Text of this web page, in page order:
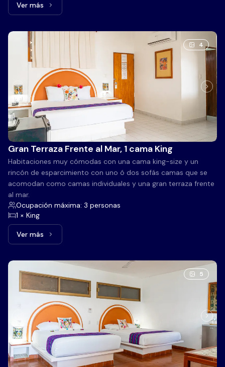
Ver másVer más: Vista Tropical, 2 camas Matrimoniales
4
Gran Terraza Frente al Mar, 1 cama King
Habitaciones muy cómodas con una cama king-size y un
rincón de esparcimiento con uno ó dos sofás camas que se
acomodan como camas individuales y una gran terraza frente
al mar.
Ocupación máxima: 3 personas
1 × King
Ver másVer más: Gran Terraza Frente al Mar, 1 cama King
5